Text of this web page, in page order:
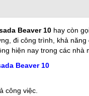
Beaver 10 hay còn
đi công trình, khả
hiện nay trong các nhà
Beaver 10
công việc.